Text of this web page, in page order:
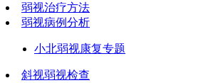
弱视治疗方法
弱视病例分析
小北弱视康复专题
斜视弱视检查